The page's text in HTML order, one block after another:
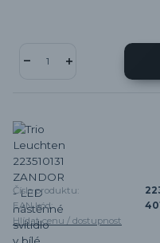
Číslo produktu:
EAN kód:
Hlídat cenu / dostupnost